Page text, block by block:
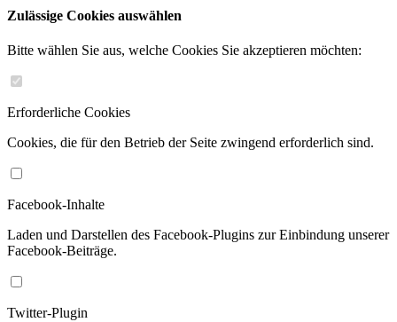
Zulässige Cookies auswählen
Bitte wählen Sie aus, welche Cookies Sie akzeptieren möchten:
Erforderliche Cookies
Cookies, die für den Betrieb der Seite zwingend erforderlich sind.
Facebook-Inhalte
Laden und Darstellen des Facebook-Plugins zur Einbindung unserer
Facebook-Beiträge.
Twitter-Plugin